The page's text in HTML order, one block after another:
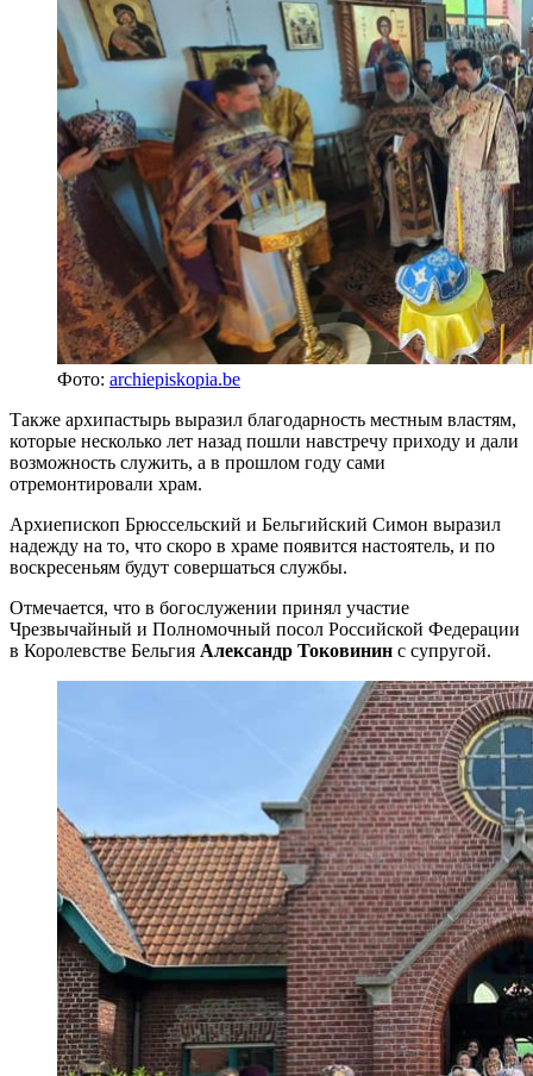
Фото: archiepiskopia.be
Также архипастырь выразил благодарность местным властям,
которые несколько лет назад пошли навстречу приходу и дали
возможность служить, а в прошлом году сами
отремонтировали храм.
Архиепископ Брюссельский и Бельгийский Симон выразил
надежду на то, что скоро в храме появится настоятель, и по
воскресеньям будут совершаться службы.
Отмечается, что в богослужении принял участие
Чрезвычайный и Полномочный посол Российской Федерации
в Королевстве Бельгия Александр Токовинин с супругой.